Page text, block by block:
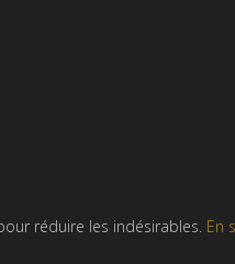
réduire les indésirables. En